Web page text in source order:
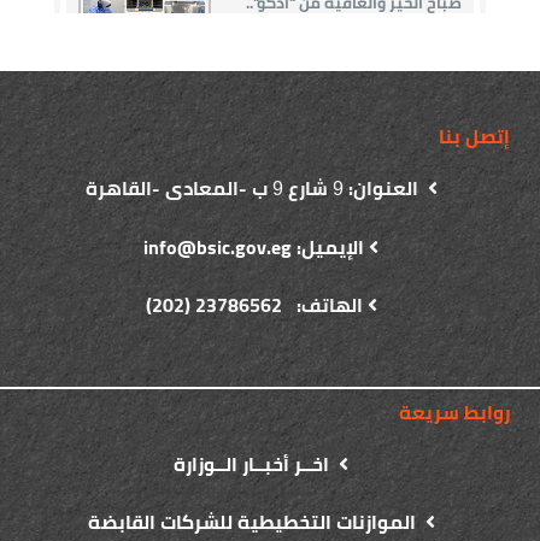
إتصل بنا
العنوان:9شارع9ب -المعادى -القاهرة
الإيميل: info@bsic.gov.eg
الهاتف: 23786562 (202)
روابط سريعة
اخــر أخبــار الــوزارة
الموازنات التخطيطية للشركات القابضة